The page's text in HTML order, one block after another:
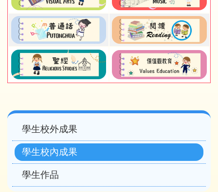
Main
navigation
學生校外成果
學生校內成果
學生作品